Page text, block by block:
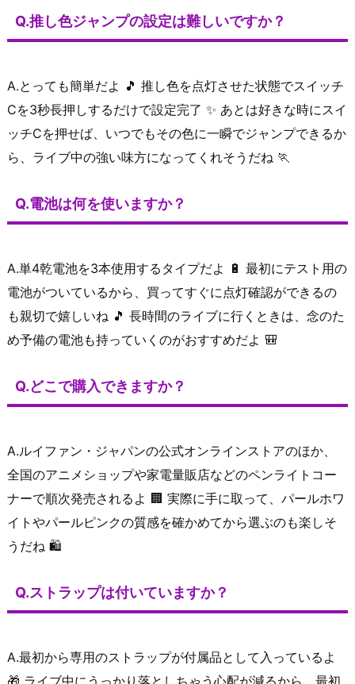
Q.推し色ジャンプの設定は難しいですか？
A.とっても簡単だよ 🎵 推し色を点灯させた状態でスイッチ
Cを3秒長押しするだけで設定完了 ✨ あとは好きな時にスイ
ッチCを押せば、いつでもその色に一瞬でジャンプできるか
ら、ライブ中の強い味方になってくれそうだね 🏃
Q.電池は何を使いますか？
A.単4乾電池を3本使用するタイプだよ 🔋 最初にテスト用の
電池がついているから、買ってすぐに点灯確認ができるの
も親切で嬉しいね 🎵 長時間のライブに行くときは、念のた
め予備の電池も持っていくのがおすすめだよ 🎒
Q.どこで購入できますか？
A.ルイファン・ジャパンの公式オンラインストアのほか、
全国のアニメショップや家電量販店などのペンライトコー
ナーで順次発売されるよ 🏢 実際に手に取って、パールホワ
イトやパールピンクの質感を確かめてから選ぶのも楽しそ
うだね 🛍️
Q.ストラップは付いていますか？
A.最初から専用のストラップが付属品として入っているよ
🎁 ライブ中にうっかり落としちゃう心配が減るから、最初